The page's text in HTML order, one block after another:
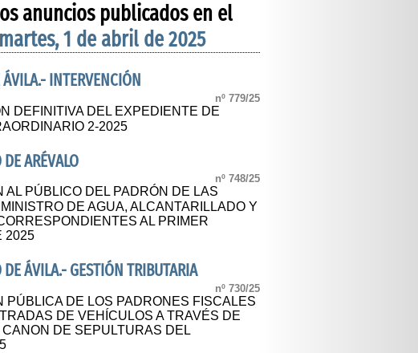
anuncios publicados en el
martes, 1 de abril de 2025
INTERVENCIÓN
nº 779/25
DEFINITIVA DEL EXPEDIENTE DE
2-2025
ARÉVALO
nº 748/25
AL PÚBLICO DEL PADRÓN DE LAS
DE AGUA, ALCANTARILLADO Y
AL PRIMER
2025
ÁVILA.- GESTIÓN TRIBUTARIA
nº 730/25
PÚBLICA DE LOS PADRONES FISCALES
DE VEHÍCULOS A TRAVÉS DE
DE SEPULTURAS DEL